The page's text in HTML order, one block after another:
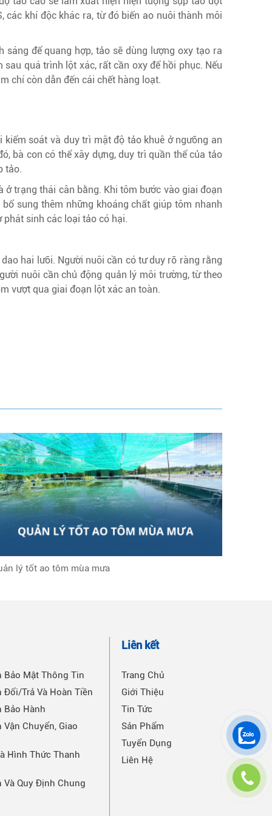
các khí độc khác ra, từ đó biến ao nuôi thành môi
để quang hợp, tảo sẽ dùng lượng oxy tạo ra
quá trình lột xác, rất cần oxy để hồi phục. Nếu
chí còn dẫn đến cái chết hàng loạt.
soát và duy trì mật độ tảo khuê ở ngưỡng an
bà con có thể xây dựng, duy trì quần thể của tảo
tảo.
trạng thái cân bằng. Khi tôm bước vào giai đoạn
sung thêm những khoáng chất giúp tôm nhanh
phát sinh các loại tảo có hại.
hai lưỡi. Người nuôi cần có tư duy rõ ràng rằng
nuôi cần chủ động quản lý môi trường, từ theo
vượt qua giai đoạn lột xác an toàn.
lý tốt ao tôm mùa mưa
Bảo Mật Thông Tin
Đổi/Trả Và Hoàn Tiền
Bảo Hành
Vận Chuyển, Giao
Hình Thức Thanh
Và Quy Định Chung
Liên kết
Trang Chủ
Giới Thiệu
Tin Tức
Sản Phẩm
Tuyển Dụng
Liên Hệ